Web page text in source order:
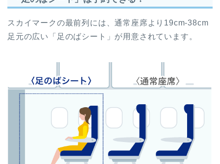
スカイマークの最前列には、通常座席より19cm-38cm
足元の広い「足のばシート」が用意されています。